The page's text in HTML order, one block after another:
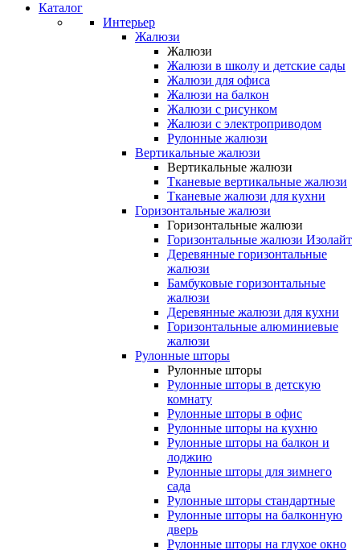
Каталог
Интерьер
Жалюзи
Жалюзи
Жалюзи в школу и детские сады
Жалюзи для офиса
Жалюзи на балкон
Жалюзи с рисунком
Жалюзи с электроприводом
Рулонные жалюзи
Вертикальные жалюзи
Вертикальные жалюзи
Тканевые вертикальные жалюзи
Тканевые жалюзи для кухни
Горизонтальные жалюзи
Горизонтальные жалюзи
Горизонтальные жалюзи Изолайт
Деревянные горизонтальные
жалюзи
Бамбуковые горизонтальные
жалюзи
Деревянные жалюзи для кухни
Горизонтальные алюминиевые
жалюзи
Рулонные шторы
Рулонные шторы
Рулонные шторы в детскую
комнату
Рулонные шторы в офис
Рулонные шторы на кухню
Рулонные шторы на балкон и
лоджию
Рулонные шторы для зимнего
сада
Рулонные шторы стандартные
Рулонные шторы на балконную
дверь
Рулонные шторы на глухое окно